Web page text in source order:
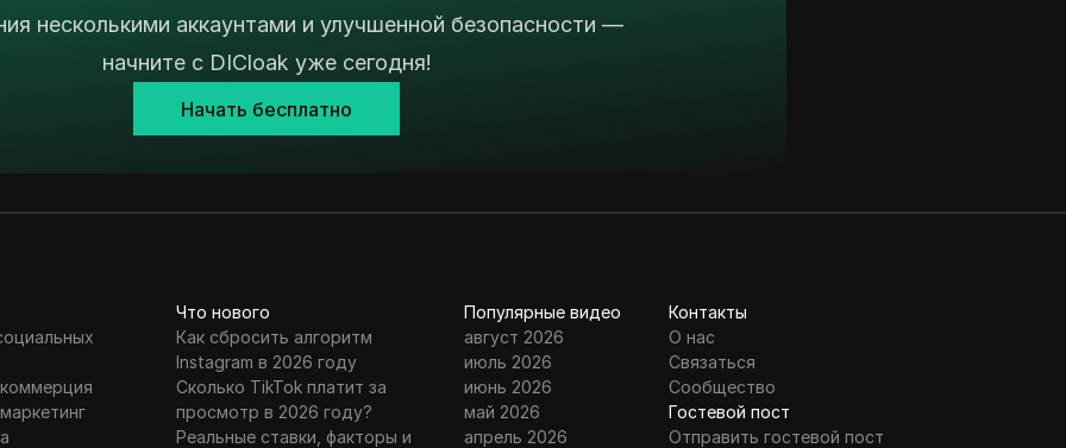
несколькими аккаунтами и улучшенной безопасности —
начните с DICloak уже сегодня!
Начать бесплатно
Что нового
Как сбросить алгоритм
Instagram в 2026 году
Сколько TikTok платит за
просмотр в 2026 году?
Реальные ставки, факторы и
Популярные видео
август 2026
июль 2026
июнь 2026
май 2026
апрель 2026
Контакты
О нас
Связаться
Сообщество
Гостевой пост
Отправить гостевой пост